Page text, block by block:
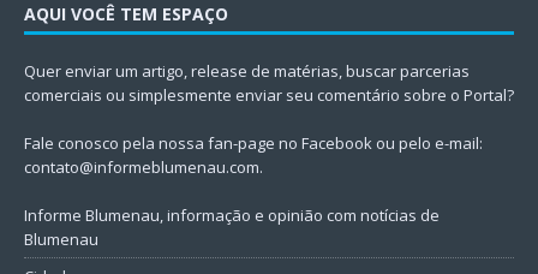
AQUI VOCÊ TEM ESPAÇO
Quer enviar um artigo, release de matérias, buscar parcerias
comerciais ou simplesmente enviar seu comentário sobre o Portal?
Fale conosco pela nossa fan-page no Facebook ou pelo e-mail:
contato@informeblumenau.com.
Informe Blumenau, informação e opinião com notícias de
Blumenau